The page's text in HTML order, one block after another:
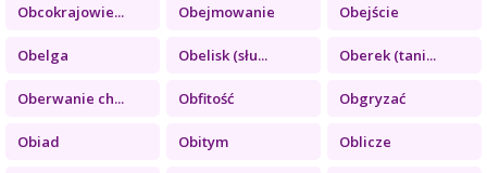
Obcokrajowie... Obejmowanie Obejście
Obelga Obelisk (słu... Oberek (tani...
Oberwanie ch... Obfitość Obgryzać
Obiad Obitym Oblicze